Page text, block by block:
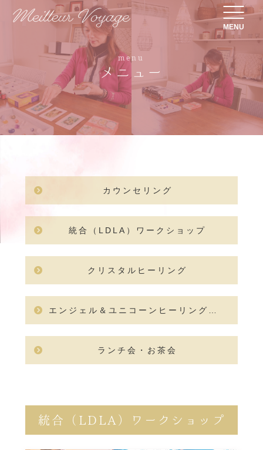
MENU
menu
メニュー
カウンセリング
統合（LDLA）ワークショップ
クリスタルヒーリング
エンジェル＆ユニコーンヒーリングセラピスト講座
ランチ会・お茶会
統合（LDLA）ワークショップ